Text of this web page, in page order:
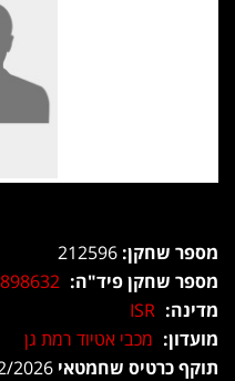
מספר שחקן:
מספר שחקן פיד"ה:
מדינה: ISR
מועדון: מכבי אטיוד רמת גן
תוקף כרטיס שחמטאי